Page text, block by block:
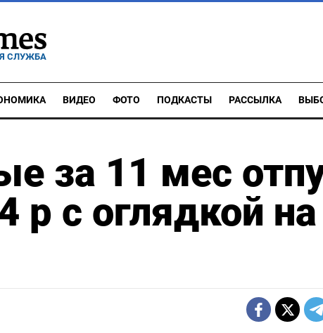
СЛУЖБА
ВИДЕО ФОТО ПОДКАСТЫ РАССЫЛКА
за 11 мес
р с оглядкой на